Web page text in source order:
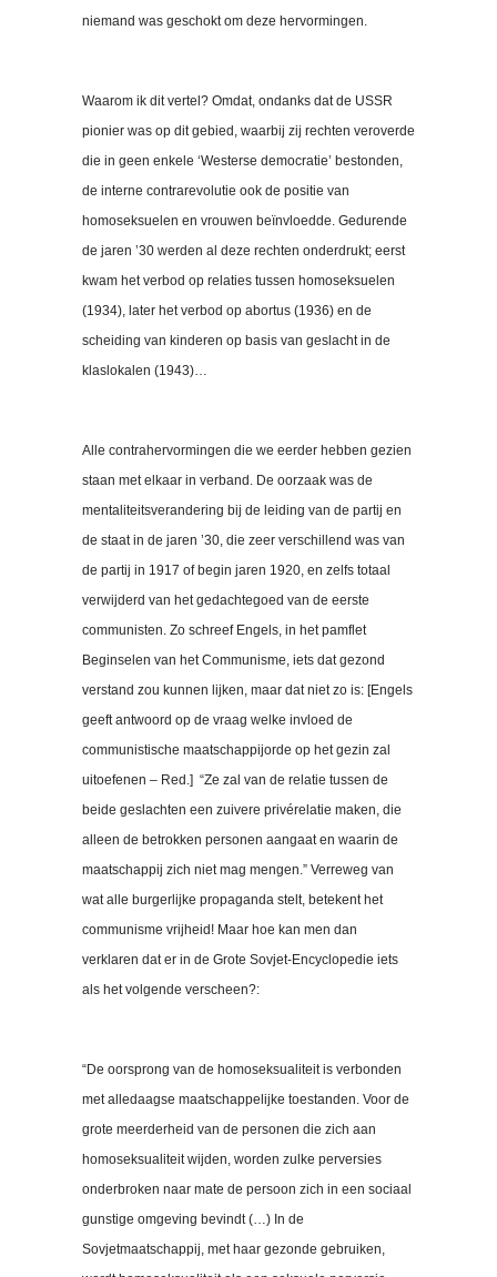
niemand was geschokt om deze hervormingen.
Waarom ik dit vertel? Omdat, ondanks dat de USSR
pionier was op dit gebied, waarbij zij rechten veroverde
die in geen enkele ‘Westerse democratie’ bestonden,
de interne contrarevolutie ook de positie van
homoseksuelen en vrouwen beïnvloedde. Gedurende
de jaren ’30 werden al deze rechten onderdrukt; eerst
kwam het verbod op relaties tussen homoseksuelen
(1934), later het verbod op abortus (1936) en de
scheiding van kinderen op basis van geslacht in de
klaslokalen (1943)…
Alle contrahervormingen die we eerder hebben gezien
staan met elkaar in verband. De oorzaak was de
mentaliteitsverandering bij de leiding van de partij en
de staat in de jaren ’30, die zeer verschillend was van
de partij in 1917 of begin jaren 1920, en zelfs totaal
verwijderd van het gedachtegoed van de eerste
communisten. Zo schreef Engels, in het pamflet
Beginselen van het Communisme, iets dat gezond
verstand zou kunnen lijken, maar dat niet zo is: [Engels
geeft antwoord op de vraag welke invloed de
communistische maatschappijorde op het gezin zal
uitoefenen – Red.] “Ze zal van de relatie tussen de
beide geslachten een zuivere privérelatie maken, die
alleen de betrokken personen aangaat en waarin de
maatschappij zich niet mag mengen.” Verreweg van
wat alle burgerlijke propaganda stelt, betekent het
communisme vrijheid! Maar hoe kan men dan
verklaren dat er in de Grote Sovjet-Encyclopedie iets
als het volgende verscheen?:
“De oorsprong van de homoseksualiteit is verbonden
met alledaagse maatschappelijke toestanden. Voor de
grote meerderheid van de personen die zich aan
homoseksualiteit wijden, worden zulke perversies
onderbroken naar mate de persoon zich in een sociaal
gunstige omgeving bevindt (…) In de
Sovjetmaatschappij, met haar gezonde gebruiken,